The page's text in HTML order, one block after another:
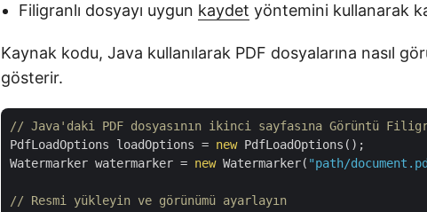
Filigranlı dosyayı uygun kaydet yöntemini kullanarak
Kaynak kodu, Java kullanılarak PDF dosyalarına nasıl
gösterir.
// Java'daki PDF dosyasının ikinci sayfasına Görüntü
PdfLoadOptions loadOptions = new PdfLoadOptions();
Watermarker watermarker = new Watermarker( "path/
// Resmi yükleyin ve görünümü ayarlayın